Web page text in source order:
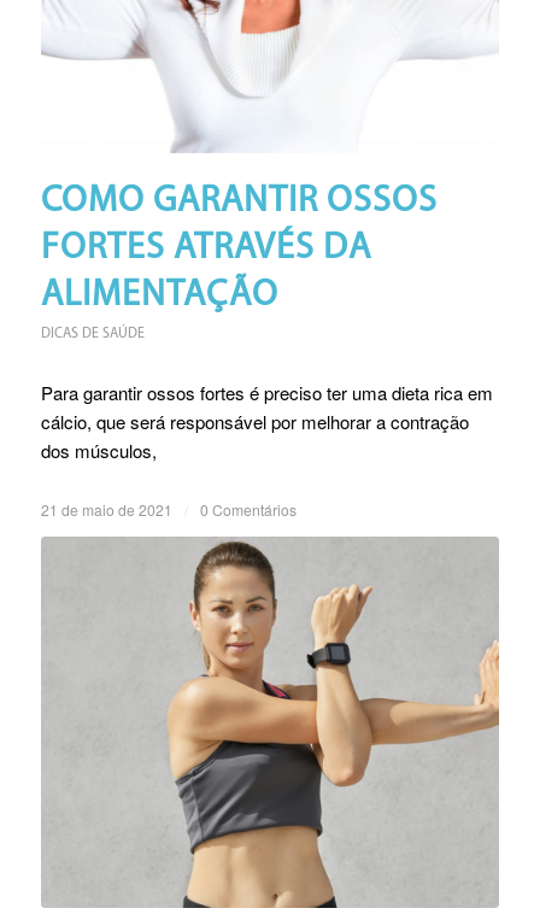
COMO GARANTIR OSSOS
FORTES ATRAVÉS DA
ALIMENTAÇÃO
DICAS DE SAÚDE
Para garantir ossos fortes é preciso ter uma dieta rica em
cálcio, que será responsável por melhorar a contração
dos músculos,
21 de maio de 2021 0 Comentários